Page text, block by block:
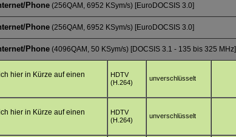
Phone(256QAM, 6952 KSym/s) [EuroDOCSIS 3.0]
Phone(256QAM, 6952 KSym/s) [EuroDOCSIS 3.0]
Phone(4096QAM, 50 KSym/s) [DOCSIS 3.1 - 135 bis 325 MHz]
hier in Kürze auf einen
HDTV
(H.264)
unverschlüsselt
hier in Kürze auf einen
HDTV
(H.264)
unverschlüsselt